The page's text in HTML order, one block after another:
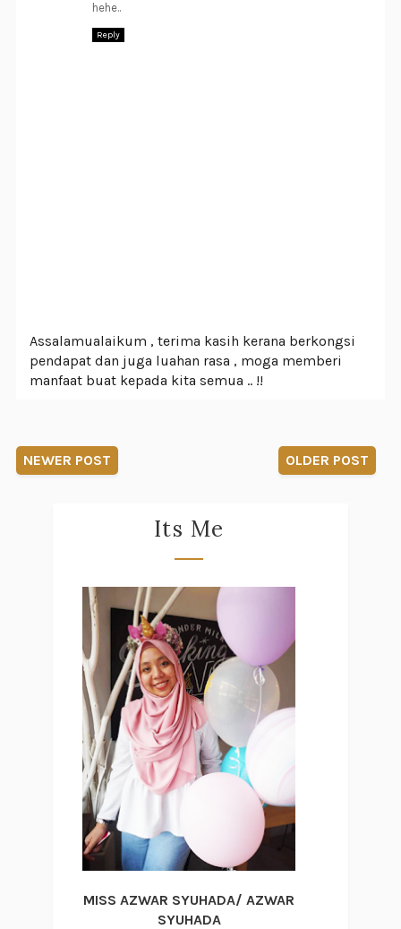
hehe..
Reply
Assalamualaikum , terima kasih kerana berkongsi
pendapat dan juga luahan rasa , moga memberi
manfaat buat kepada kita semua .. !!
NEWER POST OLDER POST
Its Me
MISS AZWAR SYUHADA/ AZWAR
SYUHADA